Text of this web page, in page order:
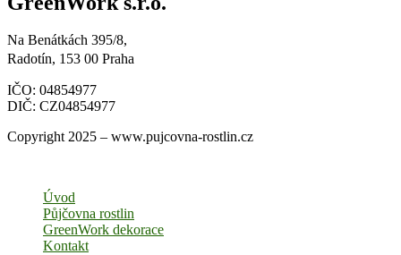
Na Benátkách 395/8,
Radotín, 153 00 Praha
IČO: 04854977
DIČ: CZ04854977
Copyright 2025 – www.pujcovna-rostlin.cz
Úvod
Půjčovna rostlin
GreenWork dekorace
Kontakt